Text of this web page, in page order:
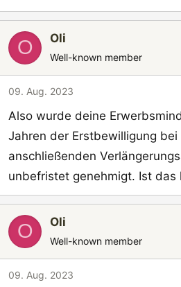
O Oli
Well-known member
09. Aug. 2023
Also wurde deine
Jahren der Erstbewilligung bei
anschließenden
unbefristet genehmigt. Ist das
O Oli
Well-known member
09. Aug. 2023